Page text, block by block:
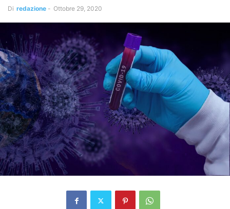
Di redazione - Ottobre 29, 2020